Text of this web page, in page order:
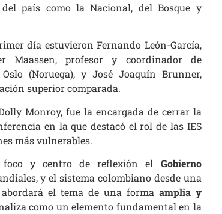
país como la Nacional, del Bosque y
día estuvieron Fernando León-García,
Maassen, profesor y coordinador de
(Noruega), y José Joaquín Brunner,
superior comparada.
Monroy, fue la encargada de cerrar la
en la que destacó el rol de las IES
más vulnerables.
foco y centro de reflexión el Gobierno
y el sistema colombiano desde una
el tema de una forma amplia y
como un elemento fundamental en la